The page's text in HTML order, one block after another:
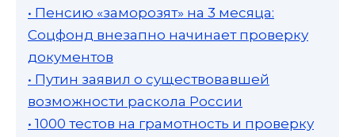
• Пенсию «заморозят» на 3 месяца:
Соцфонд внезапно начинает проверку
документов
• Путин заявил о существовавшей
возможности раскола России
• 1000 тестов на грамотность и проверку